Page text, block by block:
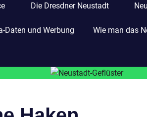
Die Dresdner Neustadt
Daten und Werbung Wie man das